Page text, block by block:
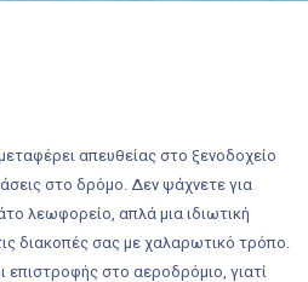
απευθείας στο ξενοδοχείο
στο δρόμο. Δεν ψάχνετε για
λεωφορείο, απλά μια ιδιωτική
διακοπές σας με χαλαρωτικό τρόπο.
επιστροφής στο αεροδρόμιο, γιατί